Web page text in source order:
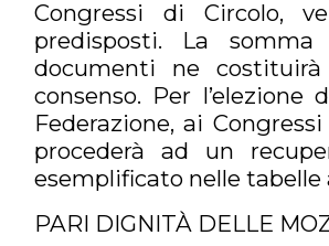
Congressi di Circolo,
predisposti. La
documenti ne
consenso. Per
Federazione, ai
procederà ad un
esemplificato nelle tabelle
PARI DIGNITÀ DELLE